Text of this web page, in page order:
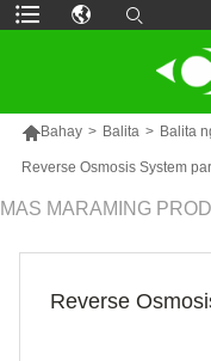
Bahay > Balita > Balita
Reverse Osmosis System
MAS MARAMING
Reverse